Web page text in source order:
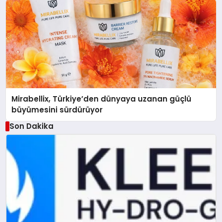
Mirabellix, Türkiye’den dünyaya uzanan güçlü
büyümesini sürdürüyor
Son Dakika